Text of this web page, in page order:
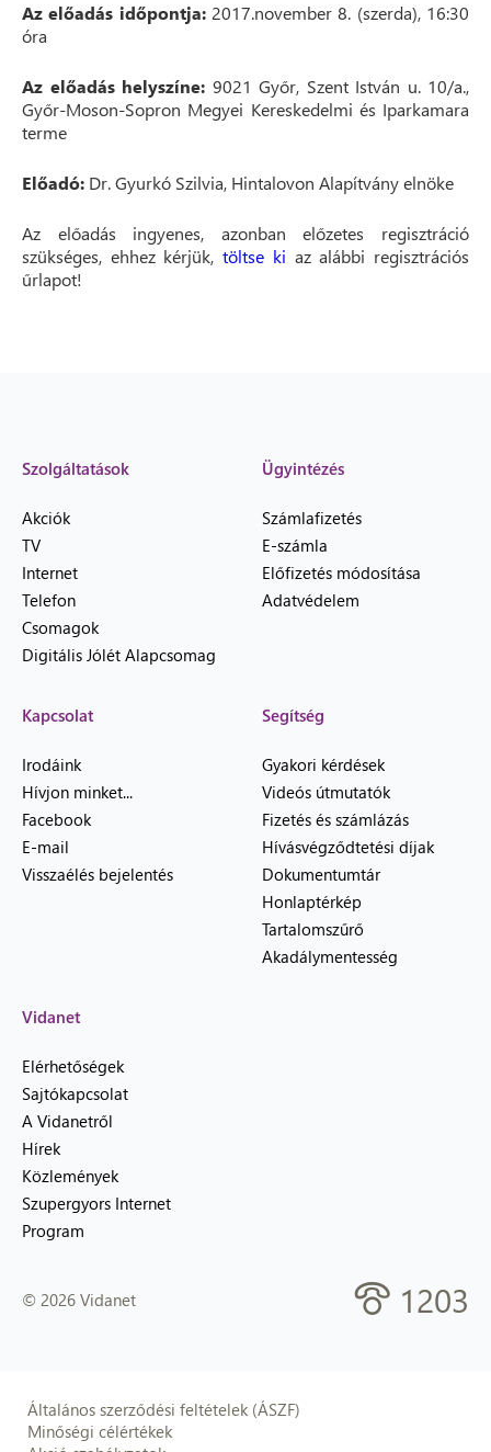
Az előadás időpontja: 2017.november 8. (szerda), 16:30
óra
Az előadás helyszíne: 9021 Győr, Szent István u. 10/a.,
Győr-Moson-Sopron Megyei Kereskedelmi és Iparkamara
terme
Előadó: Dr. Gyurkó Szilvia, Hintalovon Alapítvány elnöke
Az előadás ingyenes, azonban előzetes regisztráció
szükséges, ehhez kérjük,töltse ki az alábbi regisztrációs
űrlapot!
Szolgáltatások
Akciók
TV
Internet
Telefon
Csomagok
Digitális Jólét Alapcsomag
Ügyintézés
Számlafizetés
E-számla
Előfizetés módosítása
Adatvédelem
Kapcsolat
Irodáink
Hívjon minket...
Facebook
E-mail
Visszaélés bejelentés
Segítség
Gyakori kérdések
Videós útmutatók
Fizetés és számlázás
Hívásvégződtetési díjak
Dokumentumtár
Honlaptérkép
Tartalomszűrő
Akadálymentesség
Vidanet
Elérhetőségek
Sajtókapcsolat
A Vidanetről
Hírek
Közlemények
Szupergyors Internet
Program
© 2026 Vidanet 1203
Általános szerződési feltételek (ÁSZF)
Minőségi célértékek